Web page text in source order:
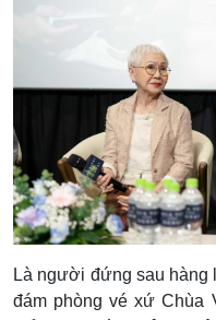
Là người đứng sau hàng
đám phòng vé xứ Chùa